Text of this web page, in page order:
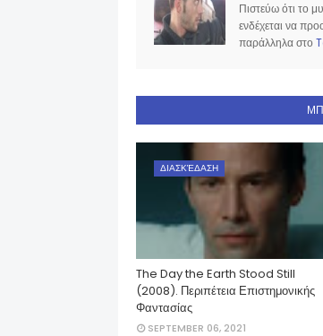
Πιστεύω ότι το
ενδέχεται να
παράλληλα στο
ΔΙΑΣΚΈΔΑΣΗ
The Day the Earth Stood Still
(2008). Περιπέτεια Επιστημονικής
Φαντασίας
SEPTEMBER 06, 2021